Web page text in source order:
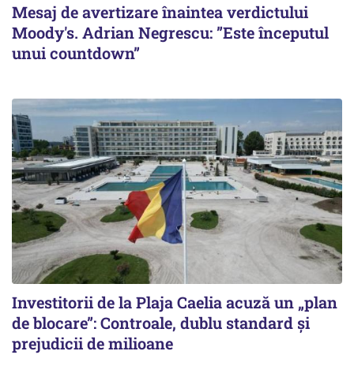
Mesaj de avertizare înaintea verdictului
Moody's. Adrian Negrescu: ”Este începutul
unui countdown”
Investitorii de la Plaja Caelia acuză un „plan
de blocare”: Controale, dublu standard și
prejudicii de milioane